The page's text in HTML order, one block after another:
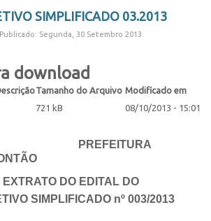
SIMPLIFICADO 03.2013
Publicado: Segunda, 30 Setembro 2013
download
Tamanho do Arquivo Modificado em
721 kB 08/10/2013 - 15:01
DO EDITAL DO
SIMPLIFICADO nº 003/2013